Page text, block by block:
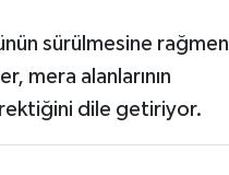
sürülmesine rağmen
mera alanlarının
dile getiriyor.